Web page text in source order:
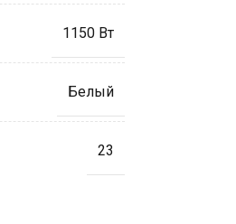
1150 Вт
Белый
23